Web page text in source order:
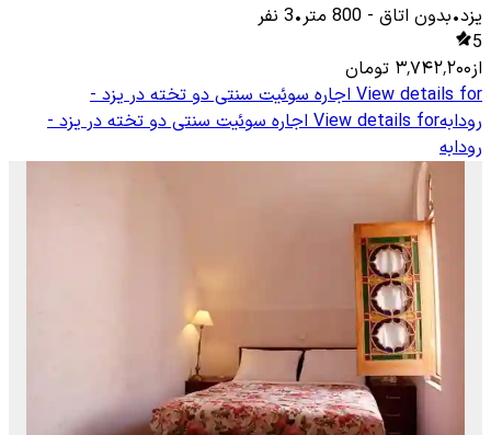
یزد•بدون اتاق -
800 متر•
3 نفر
5
از۳٬۷۴۲٬۲۰۰ تومان
View details for اجاره سوئیت سنتی دو تخته در یزد -
رودابهView details for اجاره سوئیت سنتی دو تخته در یزد -
رودابه